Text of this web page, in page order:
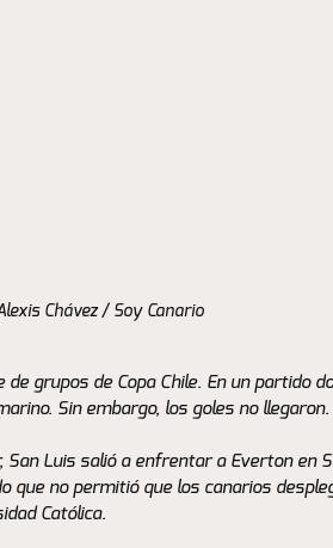
Chávez / Soy Canario
grupos de Copa Chile. En un partido
Sin embargo, los goles no llegaron.
Luis salió a enfrentar a Everton en
que no permitió que los canarios
Católica.